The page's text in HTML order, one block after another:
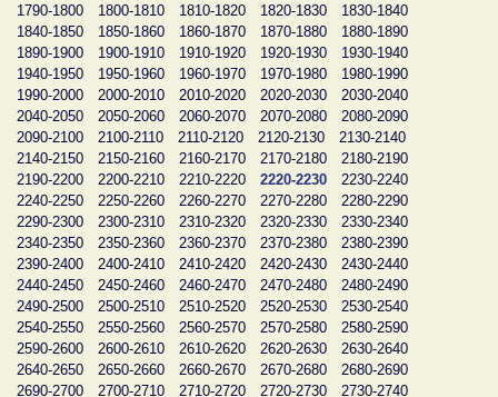
1790-1800
1800-1810 1810-1820 1820-1830
1830-1840
1840-1850
1850-1860 1860-1870 1870-1880
1880-1890
1890-1900
1900-1910 1910-1920 1920-1930
1930-1940
1940-1950
1950-1960 1960-1970 1970-1980
1980-1990
1990-2000
2000-2010 2010-2020 2020-2030
2030-2040
2040-2050
2050-2060 2060-2070 2070-2080
2080-2090
2090-2100
2100-2110 2110-2120 2120-2130
2130-2140
2140-2150
2150-2160 2160-2170 2170-2180
2180-2190
2190-2200
2200-2210 2210-2220 2220-2230
2230-2240
2240-2250
2250-2260 2260-2270 2270-2280
2280-2290
2290-2300
2300-2310 2310-2320 2320-2330
2330-2340
2340-2350
2350-2360 2360-2370 2370-2380
2380-2390
2390-2400
2400-2410 2410-2420 2420-2430
2430-2440
2440-2450
2450-2460 2460-2470 2470-2480
2480-2490
2490-2500
2500-2510 2510-2520 2520-2530
2530-2540
2540-2550
2550-2560 2560-2570 2570-2580
2580-2590
2590-2600
2600-2610 2610-2620 2620-2630
2630-2640
2640-2650
2650-2660 2660-2670 2670-2680
2680-2690
2690-2700
2700-2710 2710-2720 2720-2730
2730-2740